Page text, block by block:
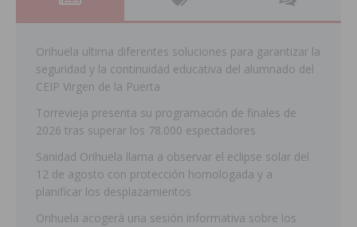
Orihuela ultima diferentes soluciones para garantizar la
seguridad y la continuidad educativa del alumnado del
CEIP Virgen de la Puerta
Torrevieja presenta su programación de finales de
2026 tras superar los 78.000 espectadores
Sanidad Orihuela llama a observar el eclipse solar del
12 de agosto con protección homologada y a
planificar los desplazamientos
Orihuela acogerá una sesión informativa sobre los